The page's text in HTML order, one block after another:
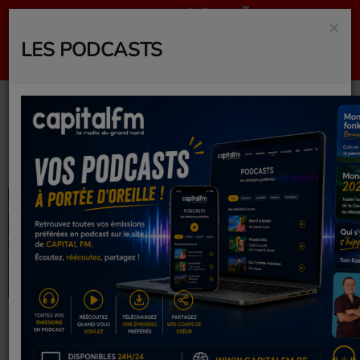
Actualités
IL Y A 1 MOIS
ÉCOSSE - BRÉSIL
IL Y A 1 MOIS
DESCHAMPS EN
×
LES PODCASTS